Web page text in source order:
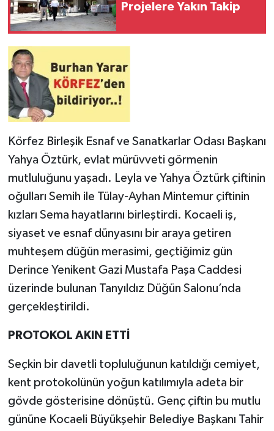
Projelere Yakın Takip
Körfez Birleşik Esnaf ve Sanatkarlar Odası Başkanı
Yahya Öztürk, evlat mürüvveti görmenin
mutluluğunu yaşadı. Leyla ve Yahya Öztürk çiftinin
oğulları Semih ile Tülay-Ayhan Mintemur çiftinin
kızları Sema hayatlarını birleştirdi. Kocaeli iş,
siyaset ve esnaf dünyasını bir araya getiren
muhteşem düğün merasimi, geçtiğimiz gün
Derince Yenikent Gazi Mustafa Paşa Caddesi
üzerinde bulunan Tanyıldız Düğün Salonu’nda
gerçekleştirildi.
PROTOKOL AKIN ETTİ
Seçkin bir davetli topluluğunun katıldığı cemiyet,
kent protokolünün yoğun katılımıyla adeta bir
gövde gösterisine dönüştü. Genç çiftin bu mutlu
gününe Kocaeli Büyükşehir Belediye Başkanı Tahir